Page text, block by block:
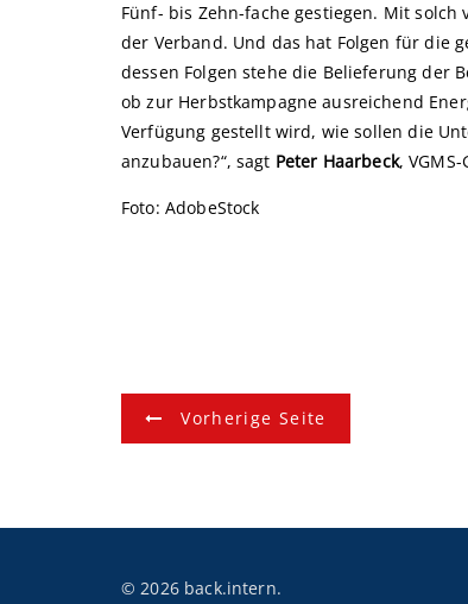
Fünf- bis Zehn-fache gestiegen. Mit
der Verband. Und das hat Folgen für die
dessen Folgen stehe die Belieferung der
ob zur Herbstkampagne ausreichend
Verfügung gestellt wird, wie sollen die
anzubauen?“, sagt Peter Haarbeck,
Foto: AdobeStock
B
e
Vorherige Seite
© 2026 back.intern.